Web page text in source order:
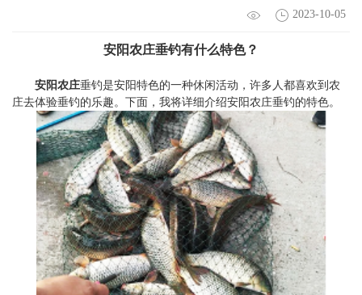
2023-10-05
安阳农庄垂钓有什么特色？
安阳农庄垂钓是安阳特色的一种休闲活动，许多人都喜欢到农
庄去体验垂钓的乐趣。下面，我将详细介绍安阳农庄垂钓的特色。